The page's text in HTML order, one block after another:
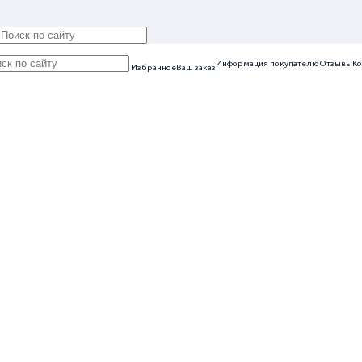
ИзбранноеВаш заказИнформация покупателюОтзывы